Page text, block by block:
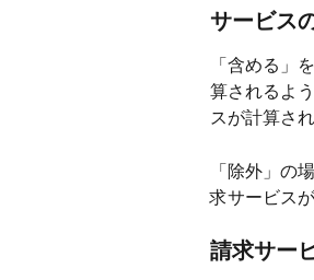
サービス
「含める」
算されるよ
スが計算さ
「除外」の
求サービス
請求サー